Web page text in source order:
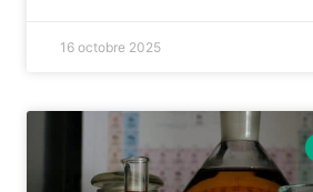
16 octobre 2025